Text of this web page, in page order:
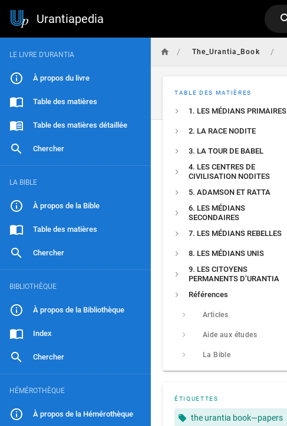
Urantiapedia
LE LIVRE D’URANTIA
À propos du livre
Table des matières
Table des matières détaillée
Chercher
LA BIBLE
À propos de la Bible
Table des matières
Chercher
BIBLIOTHÈQUE
À propos de la Bibliothèque
Index
Chercher
HÉMÉROTHÈQUE
À propos de la Hémérothèque
/ The_Urantia_Book /
TABLE DES MATIÈRES
1. LES MÉDIANS PRIMAIRES
2. LA RACE NODITE
3. LA TOUR DE BABEL
4. LES CENTRES DE
CIVILISATION NODITES
5. ADAMSON ET RATTA
6. LES MÉDIANS
SECONDAIRES
7. LES MÉDIANS REBELLES
8. LES MÉDIANS UNIS
9. LES CITOYENS
PERMANENTS D’URANTIA
Références
Articles
Aide aux études
La Bible
ÉTIQUETTES
the urantia book—papers